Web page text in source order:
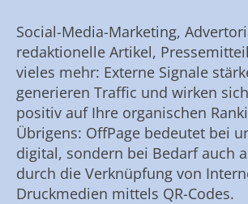
Social-Media-Marketing,
redaktionelle Artikel,
vieles mehr: Externe Signale
generieren Traffic und wirken
positiv auf Ihre organischen
Übrigens: OffPage bedeutet bei
digital, sondern bei Bedarf auch
durch die Verknüpfung von
Druckmedien mittels QR-Codes.